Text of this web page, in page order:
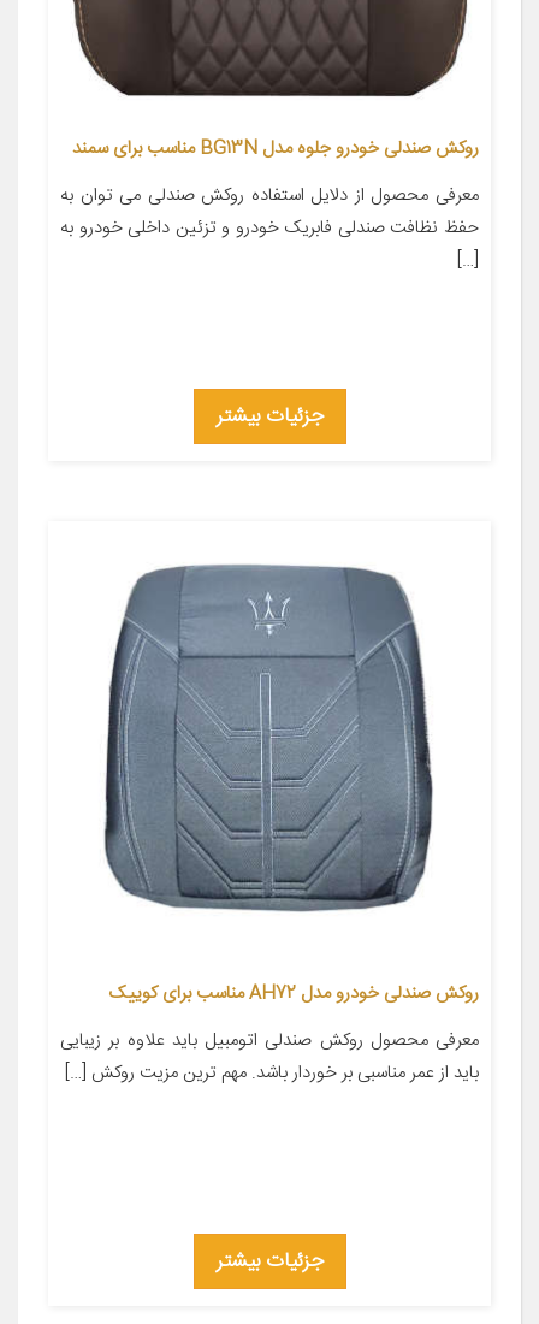
روکش صندلی خودرو جلوه مدل BG13N مناسب برای سمند
معرفی محصول از دلایل استفاده روکش صندلی می توان به
حفظ نظافت صندلی فابریک خودرو و تزئین داخلی خودرو به
[…]
جزئیات بیشتر
روکش صندلی خودرو مدل AH72 مناسب برای کوییک
معرفی محصول روکش صندلی اتومبیل باید علاوه بر زیبایی
باید از عمر مناسبی بر خوردار باشد. مهم ترین مزیت روکش […]
جزئیات بیشتر